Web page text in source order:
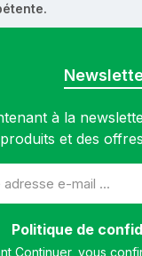
à la
produits et des
Politique de